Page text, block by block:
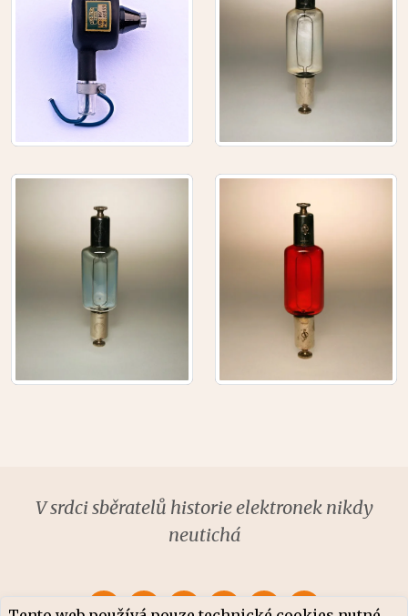
V srdci sběratelů historie elektronek nikdy
neutichá